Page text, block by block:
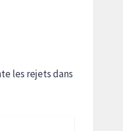
les rejets dans